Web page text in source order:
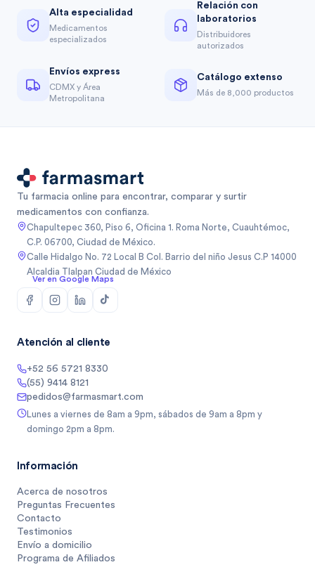
Alta especialidad
Medicamentos
especializados
Relación con
laboratorios
Distribuidores
autorizados
Envíos express
CDMX y Área
Metropolitana
Catálogo extenso
Más de 8,000 productos
Tu farmacia online para encontrar, comparar y surtir
medicamentos con confianza.
Chapultepec 360, Piso 6, Oficina 1. Roma Norte, Cuauhtémoc,
C.P. 06700, Ciudad de México.
Calle Hidalgo No. 72 Local B Col. Barrio del niño Jesus C.P 14000
Alcaldia Tlalpan Ciudad de México
Ver en Google Maps
Atención al cliente
+52 56 5721 8330
(55) 9414 8121
pedidos@farmasmart.com
Lunes a viernes de 8am a 9pm, sábados de 9am a 8pm y
domingo 2pm a 8pm.
Información
Acerca de nosotros
Preguntas Frecuentes
Contacto
Testimonios
Envío a domicilio
Programa de Afiliados